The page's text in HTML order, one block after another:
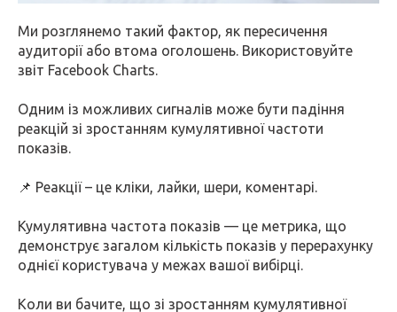
Ми розглянемо такий фактор, як пересичення
аудиторії або втома оголошень. Використовуйте
звіт Facebook Charts.
Одним із можливих сигналів може бути падіння
реакцій зі зростанням кумулятивної частоти
показів.
📌 Реакції – це кліки, лайки, шери, коментарі.
Кумулятивна частота показів — це метрика, що
демонструє загалом кількість показів у перерахунку
однієї користувача у межах вашої вибірці.
Коли ви бачите, що зі зростанням кумулятивної